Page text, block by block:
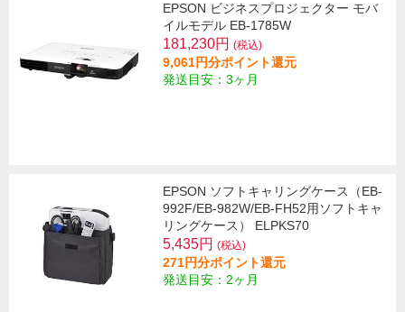
EPSON ビジネスプロジェクター モバ
イルモデル EB-1785W
181,230円 (税込)
9,061円分ポイント還元
発送目安：3ヶ月
EPSON ソフトキャリングケース（EB-
992F/EB-982W/EB-FH52用ソフトキャ
リングケース） ELPKS70
5,435円 (税込)
271円分ポイント還元
発送目安：2ヶ月